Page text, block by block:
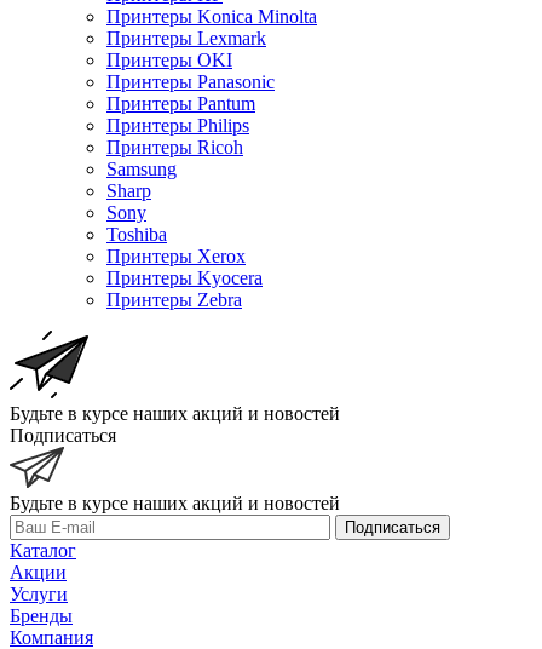
Принтеры Konica Minolta
Принтеры Lexmark
Принтеры OKI
Принтеры Panasonic
Принтеры Pantum
Принтеры Philips
Принтеры Ricoh
Samsung
Sharp
Sony
Toshiba
Принтеры Xerox
Принтеры Kyocera
Принтеры Zebra
Будьте в курсе наших акций и новостей
Подписаться
Будьте в курсе наших акций и новостей
Подписаться
Каталог
Акции
Услуги
Бренды
Компания